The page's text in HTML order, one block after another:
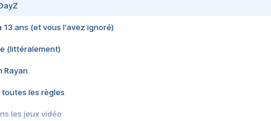
13 ans (et vous l'avez ignoré)
(littéralement)
Rayan
toutes les règles
les jeux vidéo